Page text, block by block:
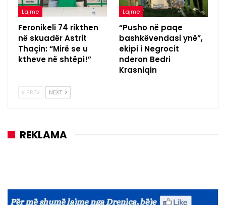
Lajme
Feronikeli 74 rikthen
në skuadër Astrit
Thaçin: “Mirë se u
ktheve në shtëpi!”
Lajme
“Pusho në paqe
bashkëvendasi ynë”,
ekipi i Negrocit
nderon Bedri
Krasniqin
PREV NEXT
REKLAMA